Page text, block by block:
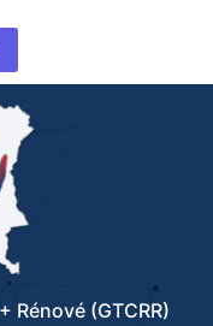
Rénové (GTCRR)